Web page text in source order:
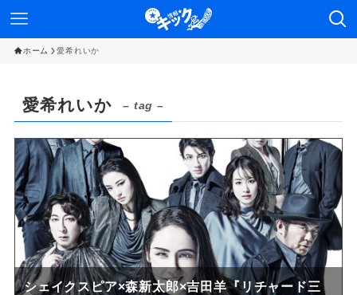
ホーム 愛希れいか
愛希れいか – tag –
シェイクスピア×森新太郎×吉田羊『リチャード三